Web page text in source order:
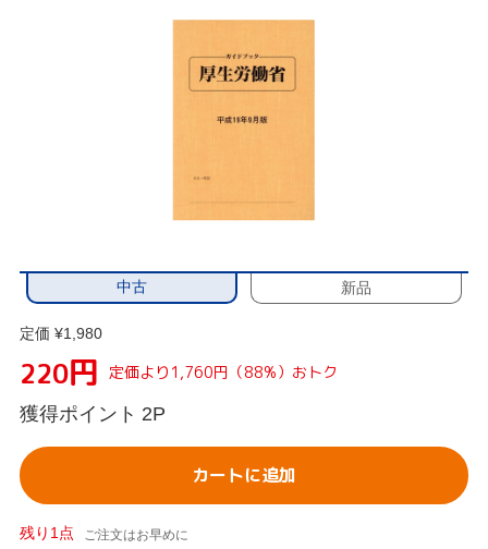
中古 新品
定価 ¥1,980
220円 定価より1,760円（88%）おトク
獲得ポイント 2P
カートに追加
残り1点 ご注文はお早めに